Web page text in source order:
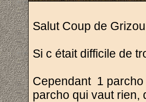
Salut Coup de
Si c était difficile de
Cependant 1 parcho
parcho qui vaut rien,